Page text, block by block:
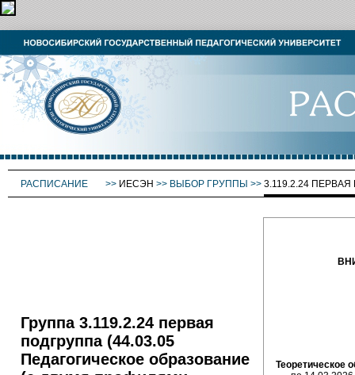
РАСПИСАНИЕ >> ИЕСЭН >> ВЫБОР ГРУППЫ >> 3.119.2.24
Группа 3.119.2.24 первая
подгруппа (44.03.05
Педагогическое образование
Теоретическое